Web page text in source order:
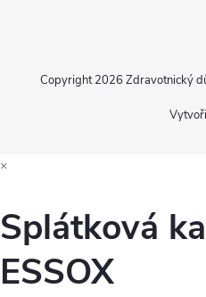
Copyright 2026 Zdravotnický
×
Splátková
ESSOX